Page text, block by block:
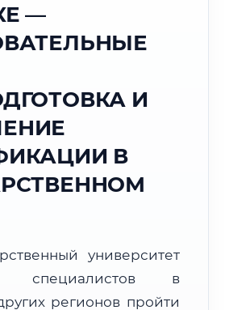
Г. ЛИПЕЦК
2026 г.
Липецк:☁️ +27°C
🌇 Закат:
МСК (UTC+3)
—
И
В
университет
специалистов в
регионов пройти